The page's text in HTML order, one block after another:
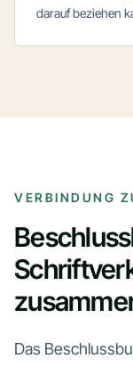
darauf beziehen
VERBINDUNG
Das